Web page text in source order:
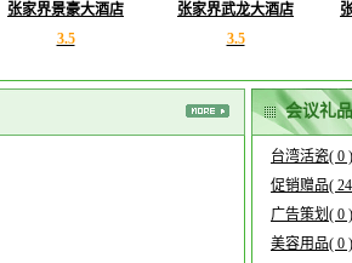
张家界景豪大酒店
3.5
张家界武龙大酒店
3.5
会议礼品
台湾活瓷( 0 )
促销赠品(
广告策划( 0 )
美容用品( 0 )